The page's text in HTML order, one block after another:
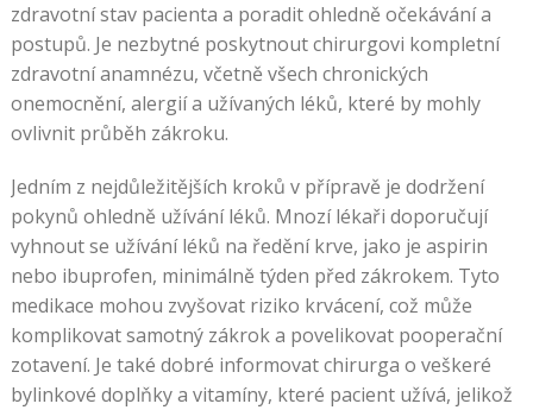
zdravotní stav pacienta a poradit ohledně očekávání a
postupů. Je nezbytné poskytnout chirurgovi kompletní
zdravotní anamnézu, včetně všech chronických
onemocnění, alergií a užívaných léků, které by mohly
ovlivnit průběh zákroku.
Jedním z nejdůležitějších kroků v přípravě je dodržení
pokynů ohledně užívání léků. Mnozí lékaři doporučují
vyhnout se užívání léků na ředění krve, jako je aspirin
nebo ibuprofen, minimálně týden před zákrokem. Tyto
medikace mohou zvyšovat riziko krvácení, což může
komplikovat samotný zákrok a povelikovat pooperační
zotavení. Je také dobré informovat chirurga o veškeré
bylinkové doplňky a vitamíny, které pacient užívá, jelikož